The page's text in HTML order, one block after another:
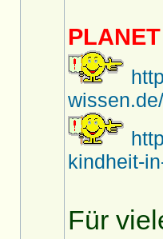
kindheit-
Für